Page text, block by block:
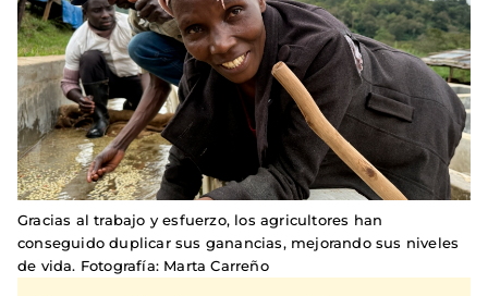
Gracias al trabajo y esfuerzo, los agricultores han
conseguido duplicar sus ganancias, mejorando sus niveles
de vida. Fotografía: Marta Carreño